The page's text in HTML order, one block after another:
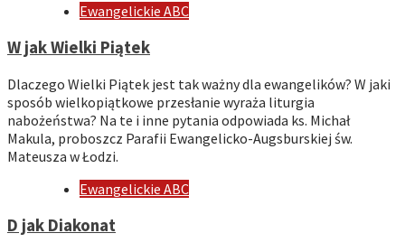
Ewangelickie ABC
W jak Wielki Piątek
Dlaczego Wielki Piątek jest tak ważny dla ewangelików? W jaki
sposób wielkopiątkowe przesłanie wyraża liturgia
nabożeństwa? Na te i inne pytania odpowiada ks. Michał
Makula, proboszcz Parafii Ewangelicko-Augsburskiej św.
Mateusza w Łodzi.
Ewangelickie ABC
D jak Diakonat